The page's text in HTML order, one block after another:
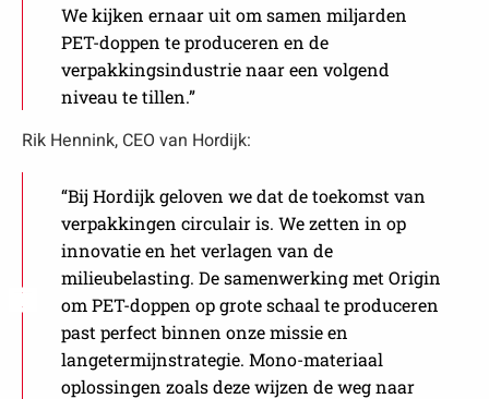
We kijken ernaar uit om samen miljarden
PET-doppen te produceren en de
verpakkingsindustrie naar een volgend
niveau te tillen.”
Rik Hennink, CEO van Hordijk:
“Bij Hordijk geloven we dat de toekomst van
verpakkingen circulair is. We zetten in op
innovatie en het verlagen van de
milieubelasting. De samenwerking met Origin
om PET-doppen op grote schaal te produceren
past perfect binnen onze missie en
langetermijnstrategie. Mono-materiaal
oplossingen zoals deze wijzen de weg naar